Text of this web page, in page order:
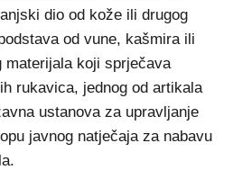
dio od kože ili drugog
od vune, kašmira ili
materijala koji sprječava
rukavica, jednog od artikala
ustanova za upravljanje
javnog natječaja za nabavu